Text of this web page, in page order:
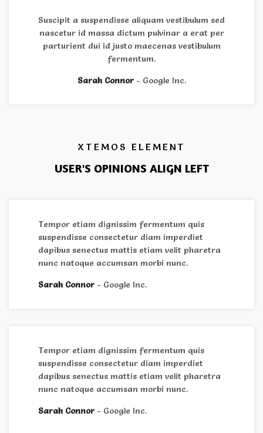
Suscipit a suspendisse aliquam vestibulum sed
nascetur id massa dictum pulvinar a erat per
parturient dui id justo maecenas vestibulum
fermentum.
Sarah Connor Google Inc.
XTEMOS ELEMENT
USER'S OPINIONS ALIGN LEFT
Tempor etiam dignissim fermentum quis
suspendisse consectetur diam imperdiet
dapibus senectus mattis etiam velit pharetra
nunc natoque accumsan morbi nunc.
Sarah Connor Google Inc.
Tempor etiam dignissim fermentum quis
suspendisse consectetur diam imperdiet
dapibus senectus mattis etiam velit pharetra
nunc natoque accumsan morbi nunc.
Sarah Connor Google Inc.